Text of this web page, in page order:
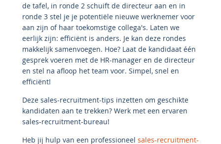
de tafel, in ronde 2 schuift de directeur aan en in
ronde 3 stel je je potentiële nieuwe werknemer voor
aan zijn of haar toekomstige collega's. Laten we
eerlijk zijn: efficiënt is anders. Je kan deze rondes
makkelijk samenvoegen. Hoe? Laat de kandidaat één
gesprek voeren met de HR-manager en de directeur
en stel na afloop het team voor. Simpel, snel en
efficiënt!
Deze sales-recruitment-tips inzetten om geschikte
kandidaten aan te trekken? Werk met een ervaren
sales-recruitment-bureau!
Heb jij hulp van een professioneel sales-recruitment-